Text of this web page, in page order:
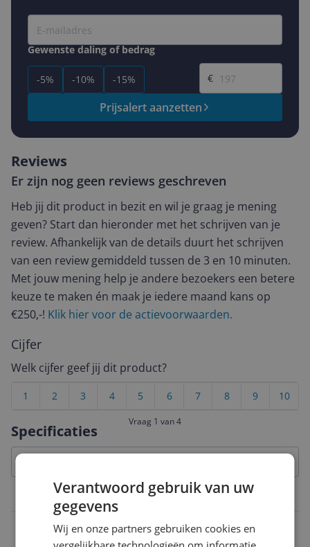
Gewenste daling of bedrag
-5% -10% -15%
Gewenste prijs
€
Prijsalert aanzetten
Specificaties
Belangrijkste kenmerken
Stof capaciteit
Reviews
Er zijn nog geen reviews geschreven
Heb jij dit product in bezit en wil je graag je mening
geven? Start dan hieronder met het schrijven van je
review. Afhankelijk van de details duurt het schrijven
van een review gemiddeld tussen de 3 en 10 minuten.
Met jouw mening help je andere bezoekers een betere
keuze te maken én maak je iedere maand kans op
€250,-! Klik hier voor de actievoorwaarden.
Cijfer
Welk cijfer geef jij dit product?
10
9
8
7
6
5
4
3
2
1
Vraag 1 van 4
Verantwoord gebruik van uw
gegevens
Wij en onze partners gebruiken cookies en